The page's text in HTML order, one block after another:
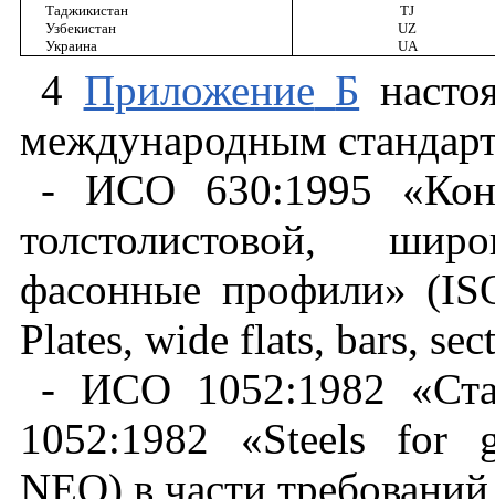
Таджикистан
TJ
Узбекистан
UZ
Украина
UA
4 Приложение Б
международным
- ИСО 630:1995
толстолистовой,
фасонные профили»
Plates, wide flats, bars,
- ИСО 1052:1982
1052:1982 «Steels for
NEQ) в части требований